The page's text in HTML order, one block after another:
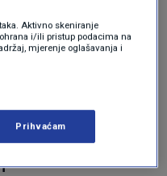
potresu magnitude
više od 53 tisuće
tisuća u susjednoj
Aktivno skeniranje
i/ili pristup podacima na
mjerenje oglašavanja i
Prihvaćam